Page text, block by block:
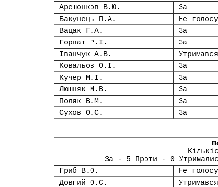
Арешонков В.Ю.
За
Бакунець П.А.
Не
Вацак Г.А.
За
Горват Р.І.
За
Іванчук А.В.
Утримався
Ковальов О.І.
За
Кучер М.І.
За
Люшняк М.В.
За
Поляк В.М.
За
Сухов О.С.
За
За - 5 Проти - 0
Гриб В.О.
Не
Довгий О.С.
Утримався